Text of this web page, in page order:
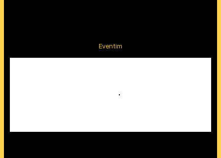
Eventim